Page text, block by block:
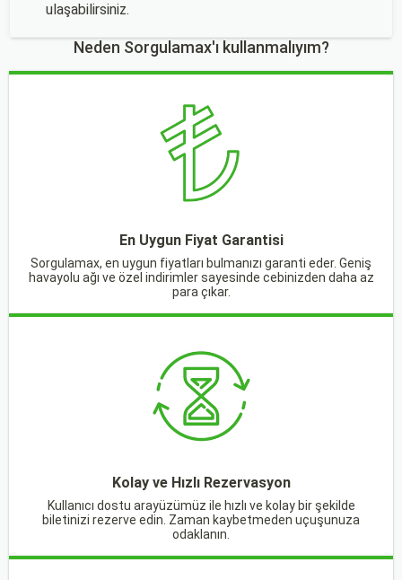
ulaşabilirsiniz.
Neden Sorgulamax'ı kullanmalıyım?
En Uygun Fiyat Garantisi
Sorgulamax, en uygun fiyatları bulmanızı garanti eder. Geniş
havayolu ağı ve özel indirimler sayesinde cebinizden daha az
para çıkar.
Kolay ve Hızlı Rezervasyon
Kullanıcı dostu arayüzümüz ile hızlı ve kolay bir şekilde
biletinizi rezerve edin. Zaman kaybetmeden uçuşunuza
odaklanın.